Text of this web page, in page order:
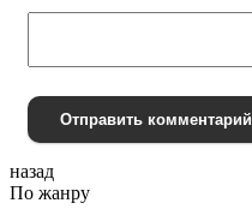
Отправить комментарий
назад
По жанру